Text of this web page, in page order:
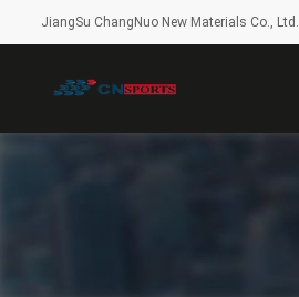
JiangSu ChangNuo New Materials Co., Ltd.